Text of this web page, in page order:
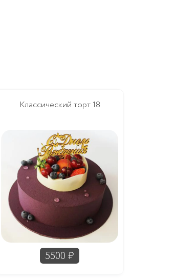
Классический торт 18
5500₽